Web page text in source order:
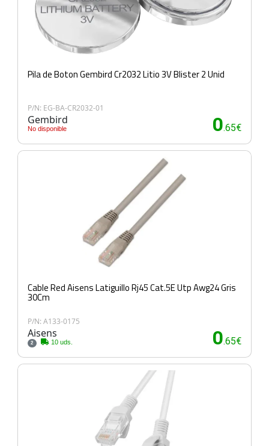
Pila de Boton Gembird Cr2032 Litio 3V Blister 2 Unid
P/N: EG-BA-CR2032-01
Gembird
No disponible 0.65€
Cable Red Aisens Latiguillo Rj45 Cat.5E Utp Awg24 Gris
30Cm
P/N: A133-0175
Aisens
2 10 uds. 0.65€